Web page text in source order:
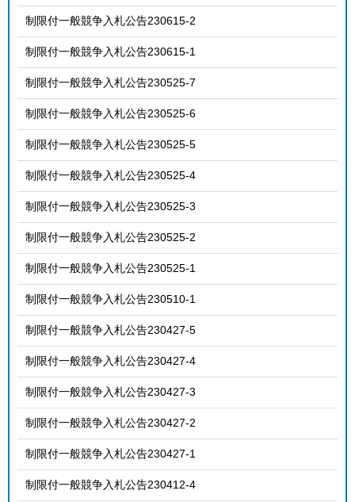
制限付一般競争入札公告230615-2
制限付一般競争入札公告230615-1
制限付一般競争入札公告230525-7
制限付一般競争入札公告230525-6
制限付一般競争入札公告230525-5
制限付一般競争入札公告230525-4
制限付一般競争入札公告230525-3
制限付一般競争入札公告230525-2
制限付一般競争入札公告230525-1
制限付一般競争入札公告230510-1
制限付一般競争入札公告230427-5
制限付一般競争入札公告230427-4
制限付一般競争入札公告230427-3
制限付一般競争入札公告230427-2
制限付一般競争入札公告230427-1
制限付一般競争入札公告230412-4